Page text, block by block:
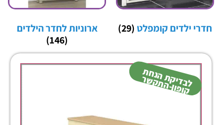
חדרי ילדים קומפלט (29)
ארוניות לחדר הילדים
(146)
ל
ב
די
ק
ת
הנ
ח
ת
קו
פון-
ה
ת
ק
ש
ר